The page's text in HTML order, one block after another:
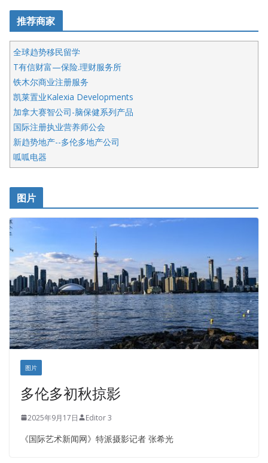
推荐商家
全球趋势移民留学
T有信财富—保险.理财服务所
铁木尔商业注册服务
凯莱置业Kalexia Developments
加拿大赛智公司-脑保健系列产品
国际注册执业营养师公会
新趋势地产--多伦多地产公司
呱呱电器
皇后金融集团
铁木尔商业注册服务
图片
图片
多伦多初秋掠影
2025年9月17日 Editor 3
《国际艺术新闻网》特派摄影记者 张希光